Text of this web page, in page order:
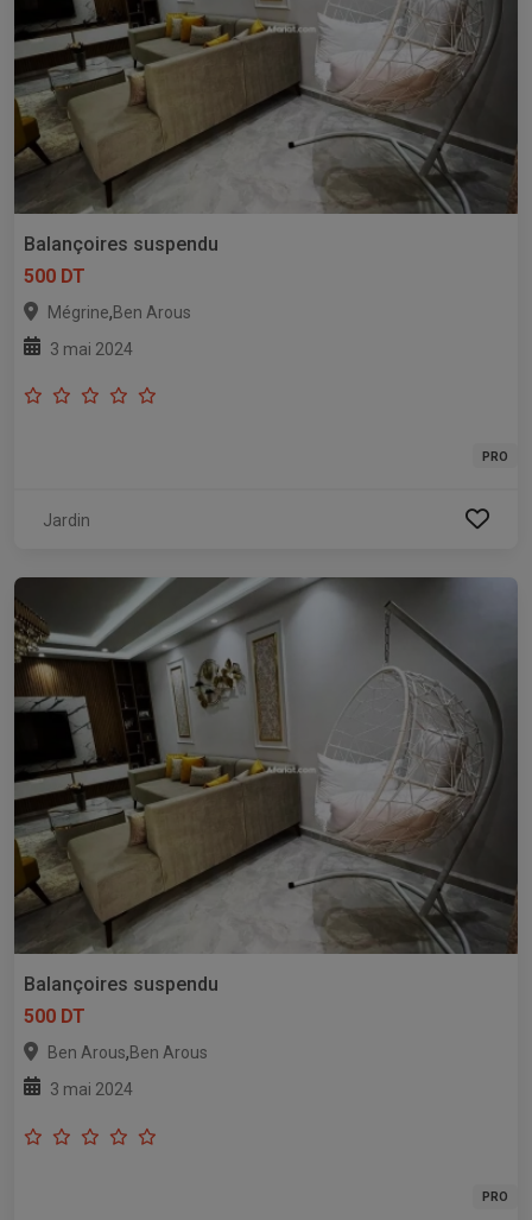
Balançoires suspendu
500 DT
Mégrine,Ben Arous
3 mai 2024
PRO
Jardin
Balançoires suspendu
500 DT
Ben Arous,Ben Arous
3 mai 2024
PRO